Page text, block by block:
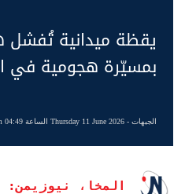
يقظة ميدانية تُفشل
بمسيّرة هجومية في
الجبهات- Thursday 11 June 2026 الساعة 04:49 pm
المخا، نيوزيمن: